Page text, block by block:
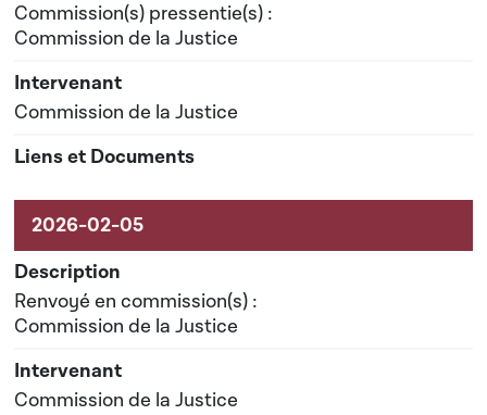
Commission(s) pressentie(s) :
Commission de la Justice
Commission de la Justice
Renvoyé en commission(s) :
Commission de la Justice
Commission de la Justice